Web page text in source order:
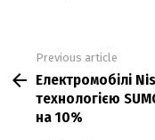
more
Previous article
Електромобілі
технологією
на 10%